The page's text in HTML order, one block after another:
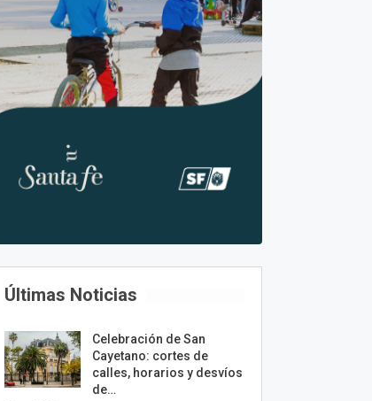
Últimas Noticias
Celebración de San
Cayetano: cortes de
calles, horarios y desvíos
de…